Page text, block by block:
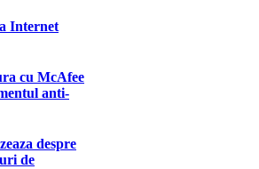
Internet
cu McAfee
anti-
despre
de